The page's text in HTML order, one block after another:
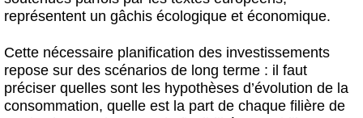
représentent un gâchis écologique et économique.
Cette nécessaire planification des investissements
repose sur des scénarios de long terme : il faut
préciser quelles sont les hypothèses d’évolution de la
consommation, quelle est la part de chaque filière de